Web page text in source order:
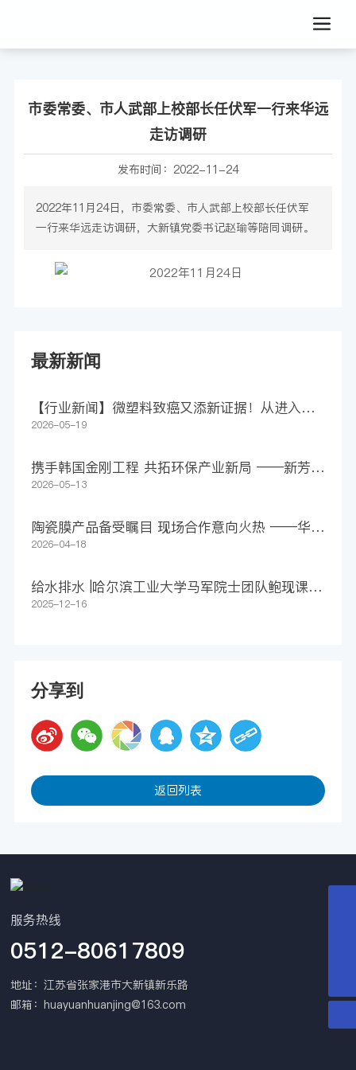
市委常委、市人武部上校部长任伏军一行来华远
走访调研
发布时间： 2022-11-24
2022年11月24日，市委常委、市人武部上校部长任伏军
一行来华远走访调研，大新镇党委书记赵瑜等陪同调研。
最新新闻
【行业新闻】微塑料致癌又添新证据！从进入身
体到助长肿瘤，仅4步
2026-05-19
携手韩国金刚工程 共拓环保产业新局 ——新芳科
技集团签署1500万美元意向合作协议
2026-05-13
陶瓷膜产品备受瞩目 现场合作意向火热 ——华远
环境亮相第27届上海环博会
2026-04-18
给水排水 |哈尔滨工业大学马军院士团队鲍现课题
组WR：净化还是污染？追踪膜源微塑料释放，守
2025-12-16
分享到
返回列表
服务热线
0512-80617809
地址：江苏省张家港市大新镇新乐路
邮箱：huayuanhuanjing@163.com
huayuanhuanjing@163.com